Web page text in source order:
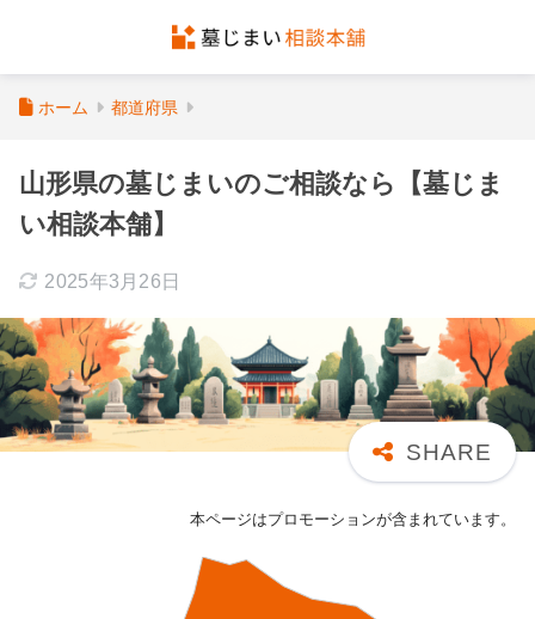
ホーム 都道府県
山形県の墓じまいのご相談なら【墓じま
い相談本舗】
2025年3月26日
本ページはプロモーションが含まれています。